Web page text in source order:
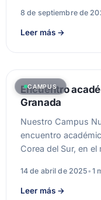
8 de septiembre de
Leer más →
CAMPUS
Encuentro
Granada
Nuestro Campus
encuentro
Corea del Sur, en
14 de abril de 2025• 1
Leer más →